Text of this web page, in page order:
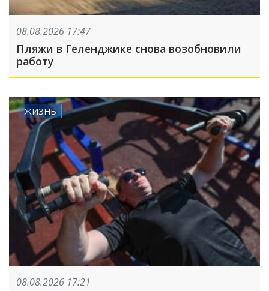
08.08.2026 17:47
Пляжи в Геленджике снова возобновили
работу
ЖИЗНЬ
08.08.2026 17:21